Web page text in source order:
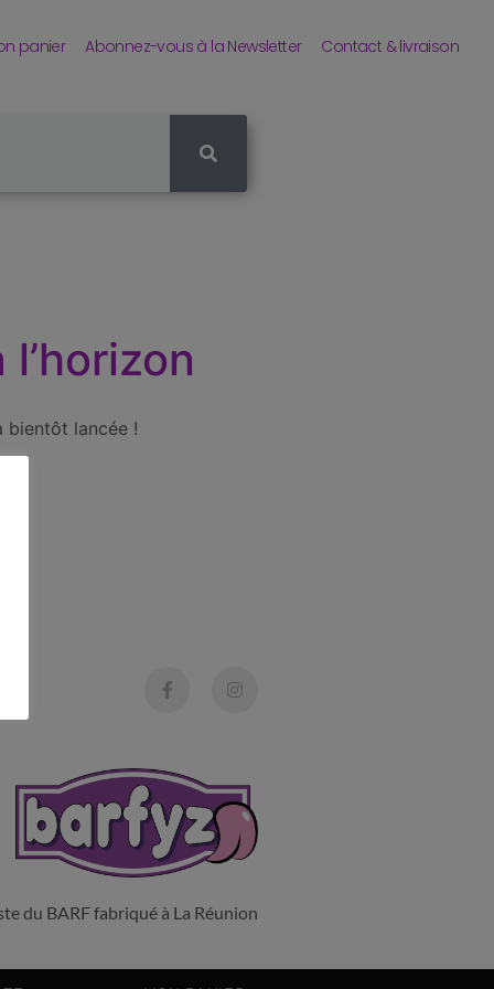
panier Abonnez-vous à la Newsletter Contact & livraison
bientôt lancée !
du BARF fabriqué à La Réunion